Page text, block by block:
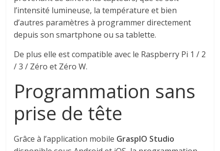
l’intensité lumineuse, la température et bien
d’autres paramètres à programmer directement
depuis son smartphone ou sa tablette.
De plus elle est compatible avec le Raspberry Pi 1 / 2
/ 3 / Zéro et Zéro W.
Programmation sans
prise de tête
Grâce à l’application mobile GraspIO Studio